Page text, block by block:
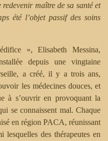
maître de sa santé et
été l’objet passif des soins
», Elisabeth Messina,
depuis une vingtaine
a créé, il y a trois ans,
les médecines douces, et
à s’ouvrir en provoquant la
se connaissent mal. Chaque
en région PACA, réunissant
lesquelles des thérapeutes en